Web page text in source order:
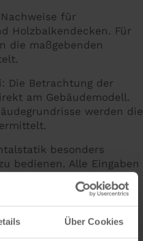
Über Cookies
für
Holzbalkendecken. Für
die maßgebenden
Die Betrachtung der
am Gebäudemodell.
werden die
besonders
bedienen. Alle Eingaben
Modellbereich. Mit Hilfe
Sie übersichtlich
und den Verlauf
Alle Ergebnisse
So sind